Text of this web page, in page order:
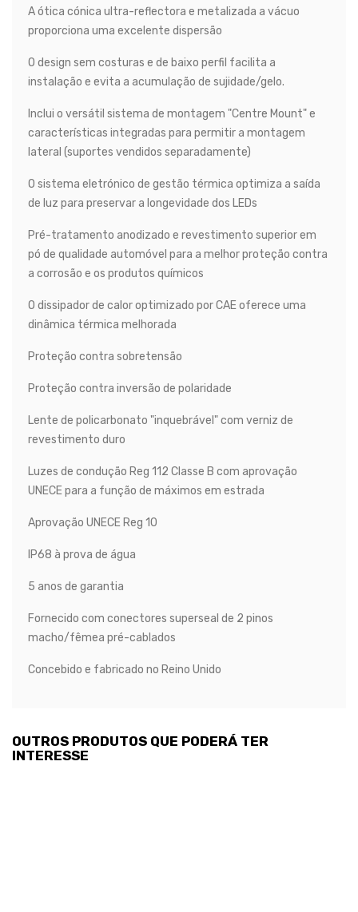
A ótica cónica ultra-reflectora e metalizada a vácuo
proporciona uma excelente dispersão
O design sem costuras e de baixo perfil facilita a
instalação e evita a acumulação de sujidade/gelo.
Inclui o versátil sistema de montagem "Centre Mount" e
características integradas para permitir a montagem
lateral (suportes vendidos separadamente)
O sistema eletrónico de gestão térmica optimiza a saída
de luz para preservar a longevidade dos LEDs
Pré-tratamento anodizado e revestimento superior em
pó de qualidade automóvel para a melhor proteção contra
a corrosão e os produtos químicos
O dissipador de calor optimizado por CAE oferece uma
dinâmica térmica melhorada
Proteção contra sobretensão
Proteção contra inversão de polaridade
Lente de policarbonato "inquebrável" com verniz de
revestimento duro
Luzes de condução Reg 112 Classe B com aprovação
UNECE para a função de máximos em estrada
Aprovação UNECE Reg 10
IP68 à prova de água
5 anos de garantia
Fornecido com conectores superseal de 2 pinos
macho/fêmea pré-cablados
Concebido e fabricado no Reino Unido
OUTROS PRODUTOS QUE PODERÁ TER
INTERESSE